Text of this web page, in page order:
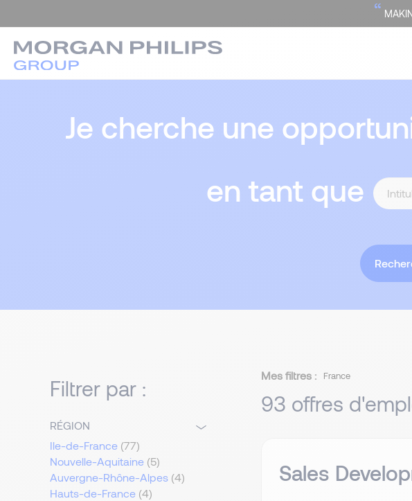
“
Je cherche une
en tant que
Filtrer par :
RÉGION
Ile-de-France (77)
Nouvelle-Aquitaine (5)
Auvergne-Rhône-Alpes (4)
Hauts-de-France (4)
Mes filtres : France
93 offres
Sales